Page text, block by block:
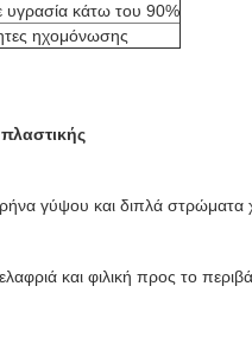
υγρασία κάτω του 90%
ηχομόνωσης
γύψου και διπλά στρώματα
και φιλική προς το